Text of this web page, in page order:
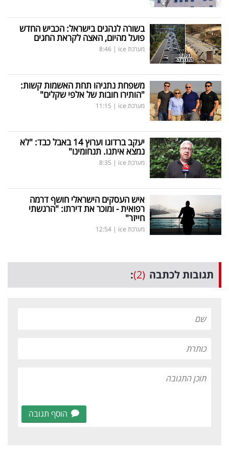
בשורה לנהגים בישראל: הכביש החדש
פועל מהיום, האצה לקראת החגים
מערכת ice |
8:46
משפחת נתניהו תחת האשמות קשות:
"הותירו חובות של אלפי שקלים"
מערכת ice |
11:15
יעקב ברדוגו וערוץ 14 באבל כבד: "לא
נמצא איתנו. תנחומינו"
מערכת ice |
8:35
איש העסקים הישראלי חושף דרמה
רפואית - ומוכר את דירתו: "הרגשתי
חייזר"
מערכת ice |
12:54
תגובות לכתבה (2)
:
הוסף תגובה